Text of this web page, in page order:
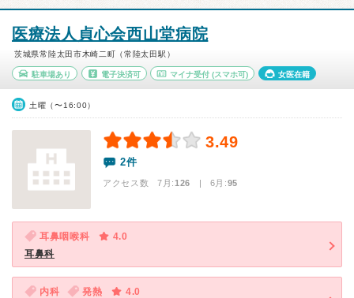
医療法人貞心会西山堂病院
茨城県常陸太田市木崎二町（常陸太田駅）
駐車場あり 電子決済可 マイナ受付 (スマホ可) 女医在籍
土曜（〜16:00）
3.49
2件
アクセス数 7月:126 | 6月:95
耳鼻咽喉科
4.0
耳鼻科
内科 発熱
4.0